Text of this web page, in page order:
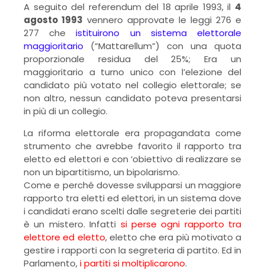
A seguito del referendum del 18 aprile 1993, il 4
agosto 1993 vennero approvate le leggi 276 e
277 cheistituirono un sistema elettorale
maggioritario (“Mattarellum”) con una quota
proporzionale residua del 25%; Era un
maggioritario a turno unico con l’elezione del
candidato più votato nel collegio elettorale; se
non altro, nessun candidato poteva presentarsi
in più di un collegio.
La riforma elettorale era propagandata come
strumento che avrebbe favorito il rapporto tra
eletto ed elettori e con ‘obiettivo di realizzare se
non un bipartitismo, un bipolarismo.
Come e perché dovesse svilupparsi un maggiore
rapporto tra eletti ed elettori, in un sistema dove
i candidati erano scelti dalle segreterie dei partiti
è un mistero. Infatti si perse ogni rapporto tra
elettore ed eletto, eletto che era più motivato a
gestire i rapporti con la segreteria di partito. Ed in
Parlamento,i partiti si moltiplicarono.